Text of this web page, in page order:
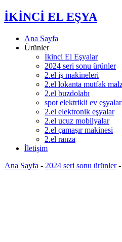
İKİNCİ EL EŞYA
Ana Sayfa
Ürünler
İkinci El Eşyalar
2024 seri sonu ürünler
2.el iş makineleri
2.el lokanta mutfak
2.el buzdolabı
spot elektrikli ev
2.el elektronik eşyalar
2.el ucuz mobilyalar
2.el çamaşır makinesi
2.el ranza
İletişim
Ana Sayfa - 2024 seri sonu ürünler-